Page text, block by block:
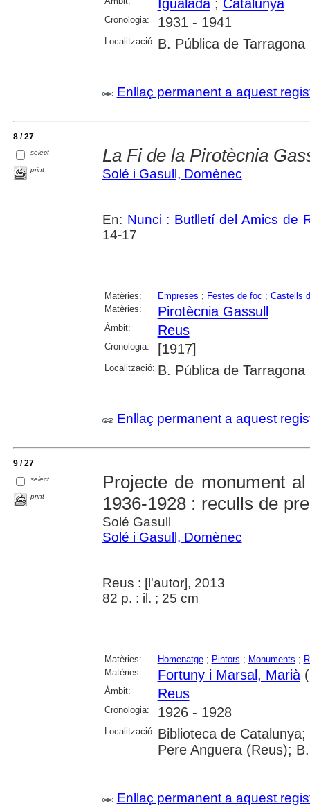
Igualada; Catalunya
Cronologia: 1931 - 1941
Localització: B. Pública de Tarragona
Enllaç permanent a aquest
8 / 27
select
print
La Fi de la Pirotècnia
Solé i Gasull, Domènec
En: Nunci : Butlletí del Amics de
14-17
Matèries: Empreses ; Festes de foc ; Castells
Matèries:
Pirotècnia Gassull
Àmbit: Reus
Cronologia: [1917]
Localització: B. Pública de Tarragona
Enllaç permanent a aquest
9 / 27
select
print
Projecte de monument
1936-1928 : reculls de
Solé Gasull
Solé i Gasull, Domènec
Reus : [l'autor], 2013
82 p. : il. ; 25 cm
Matèries: Homenatge; Pintors ; Monuments ;
Matèries:
Fortuny i Marsal, Marià
Àmbit: Reus
Cronologia: 1926 - 1928
Localització: Biblioteca de
Pere Anguera (Reus);
Enllaç permanent a aquest